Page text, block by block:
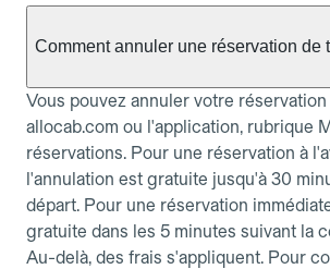
Comment annuler une réservation de
Vous pouvez annuler votre
allocab.com ou l'application, rubrique
réservations. Pour une réservation à
l'annulation est gratuite jusqu'à 30
départ. Pour une réservation
gratuite dans les 5 minutes suivant la
Au-delà, des frais s'appliquent. Pour